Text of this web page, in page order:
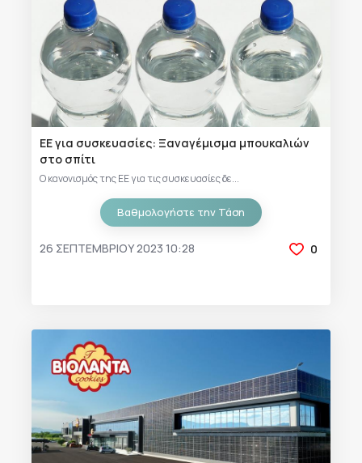
ΕΕ για συσκευασίες: Ξαναγέμισμα μπουκαλιών
στο σπίτι
Ο κανονισμός της ΕΕ για τις συσκευασίες δε...
Βαθμολογήστε την Τάση
26 ΣΕΠΤΕΜΒΡΊΟΥ 2023 10:28 0